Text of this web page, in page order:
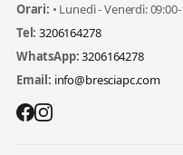
Orari: • Lunedì - Venerdì:
Tel: 3206164278
WhatsApp:3206164278
Email: info@bresciapc.com